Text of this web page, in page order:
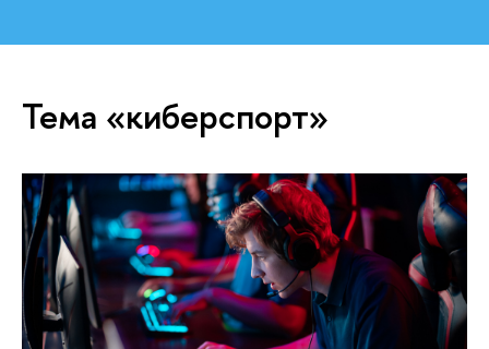
Тема «киберспорт»